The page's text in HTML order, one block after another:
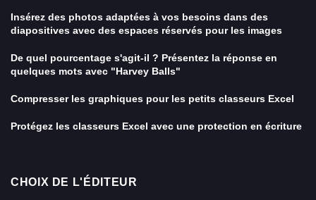
Insérez des photos adaptées à vos besoins dans des
diapositives avec des espaces réservés pour les images
De quel pourcentage s'agit-il ? Présentez la réponse en
quelques mots avec "Harvey Balls"
Compresser les graphiques pour les petits classeurs Excel
Protégez les classeurs Excel avec une protection en écriture
CHOIX DE L'ÉDITEUR